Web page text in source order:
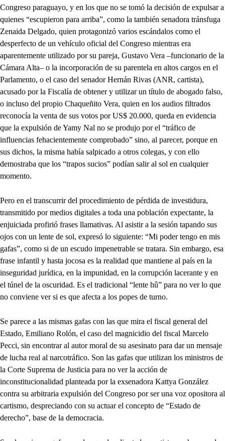
Congreso paraguayo, y en los que no se tomó la decisión de expulsar a
quienes “escupieron para arriba”, como la también senadora tránsfuga
Zenaida Delgado, quien protagonizó varios escándalos como el
desperfecto de un vehículo oficial del Congreso mientras era
aparentemente utilizado por su pareja, Gustavo Vera –funcionario de la
Cámara Alta– o la incorporación de su parentela en altos cargos en el
Parlamento, o el caso del senador Hernán Rivas (ANR, cartista),
acusado por la Fiscalía de obtener y utilizar un título de abogado falso,
o incluso del propio Chaqueñito Vera, quien en los audios filtrados
reconocía la venta de sus votos por US$ 20.000, queda en evidencia
que la expulsión de Yamy Nal no se produjo por el “tráfico de
influencias fehacientemente comprobado” sino, al parecer, porque en
sus dichos, la misma había salpicado a otros colegas, y con ello
demostraba que los “trapos sucios” podían salir al sol en cualquier
momento.
Pero en el transcurrir del procedimiento de pérdida de investidura,
transmitido por medios digitales a toda una población expectante, la
enjuiciada profirió frases llamativas. Al asistir a la sesión tapando sus
ojos con un lente de sol, expresó lo siguiente: “Mi poder tengo en mis
gafas”, como si de un escudo impenetrable se tratara. Sin embargo, esa
frase infantil y hasta jocosa es la realidad que mantiene al país en la
inseguridad jurídica, en la impunidad, en la corrupción lacerante y en
el túnel de la oscuridad. Es el tradicional “lente hû” para no ver lo que
no conviene ver si es que afecta a los popes de turno.
Se parece a las mismas gafas con las que mira el fiscal general del
Estado, Emiliano Rolón, el caso del magnicidio del fiscal Marcelo
Pecci, sin encontrar al autor moral de su asesinato para dar un mensaje
de lucha real al narcotráfico. Son las gafas que utilizan los ministros de
la Corte Suprema de Justicia para no ver la acción de
inconstitucionalidad planteada por la exsenadora Kattya González
contra su arbitraria expulsión del Congreso por ser una voz opositora al
cartismo, despreciando con su actuar el concepto de “Estado de
derecho”, base de la democracia.